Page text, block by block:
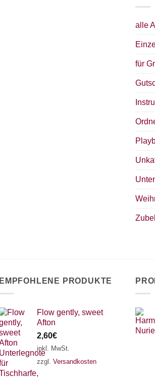
alle
für
EMPFOHLENE PRODUKTE
Flow gently, sweet
Afton
2,60€
inkl. MwSt.
zzgl. Versandkosten